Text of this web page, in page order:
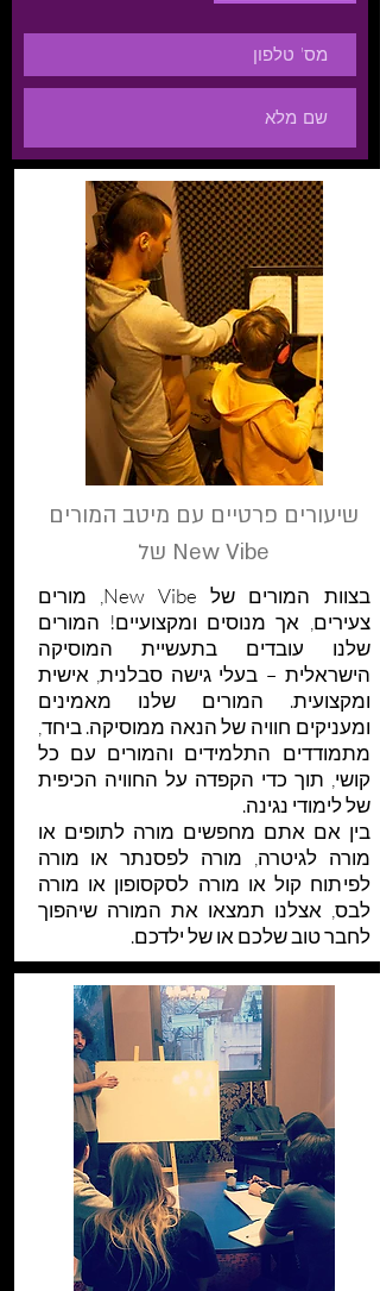
שיעורים פרטיים עם מיטב המורים
של New Vibe
בצוות המורים של New Vibe, מורים
צעירים, אך מנוסים ומקצועיים! המורים
שלנו עובדים בתעשיית המוסיקה
הישראלית – בעלי גישה סבלנית, אישית
ומקצועית. המורים שלנו מאמינים
ומעניקים חוויה של הנאה ממוסיקה. ביחד,
מתמודדים התלמידים והמורים עם כל
קושי, תוך כדי הקפדה על החוויה הכיפית
של לימודי נגינה.
בין אם אתם מחפשים מורה לתופים או
מורה לגיטרה, מורה לפסנתר או מורה
לפיתוח קול או מורה לסקסופון או מורה
לבס, אצלנו תמצאו את המורה שיהפוך
לחבר טוב שלכם או של ילדכם.